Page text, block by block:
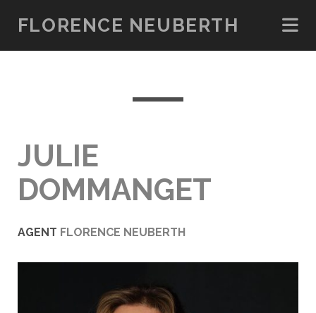
FLORENCE NEUBERTH
JULIE
DOMMANGET
AGENT FLORENCE NEUBERTH